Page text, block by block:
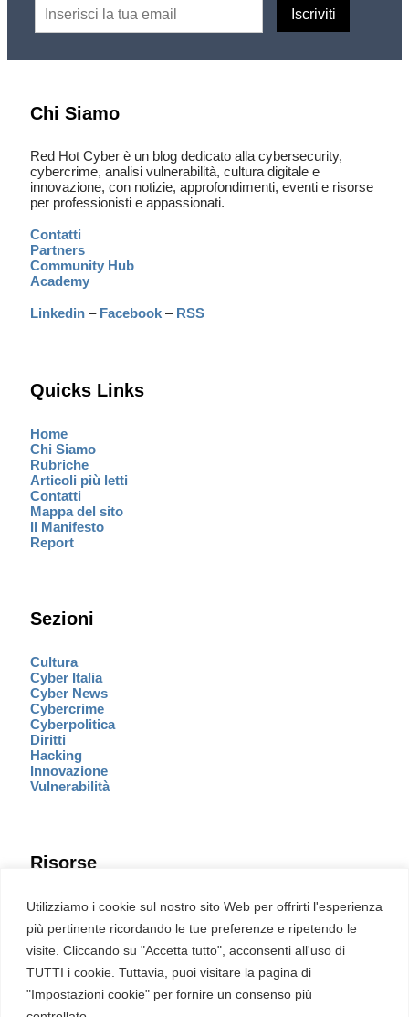
Utilizziamo i cookie sul nostro sito Web per offrirti l'esperienza
più pertinente ricordando le tue preferenze e ripetendo le
visite. Cliccando su "Accetta tutto", acconsenti all'uso di
TUTTI i cookie. Tuttavia, puoi visitare la pagina di
"Impostazioni cookie" per fornire un consenso più
Chi Siamo
Red Hot Cyber è un blog dedicato alla cybersecurity,
cybercrime, analisi vulnerabilità, cultura digitale e
innovazione, con notizie, approfondimenti, eventi e risorse
per professionisti e appassionati.
Contatti
Partners
Community Hub
Academy
Linkedin – Facebook – RSS
Quicks Links
Home
Chi Siamo
Rubriche
Articoli più letti
Contatti
Mappa del sito
Il Manifesto
Report
Sezioni
Cultura
Cyber Italia
Cyber News
Cybercrime
Cyberpolitica
Diritti
Hacking
Innovazione
Vulnerabilità
Risorse
Eventi
Fumetto Cyber
Newsletter
Servizi
Pubblicità
English